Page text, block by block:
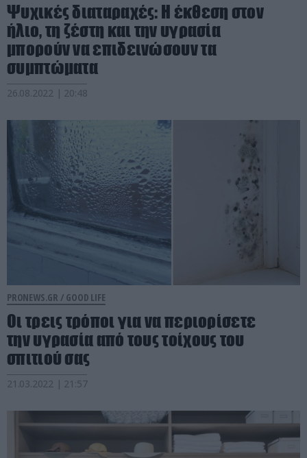
Ψυχικές διαταραχές: Η έκθεση στον
ήλιο, τη ζέστη και την υγρασία
μπορούν να επιδεινώσουν τα
συμπτώματα
26.08.2022 | 20:48
PRONEWS.GR / GOOD LIFE
Οι τρεις τρόποι για να περιορίσετε
την υγρασία από τους τοίχους του
σπιτιού σας
21.03.2022 | 21:57